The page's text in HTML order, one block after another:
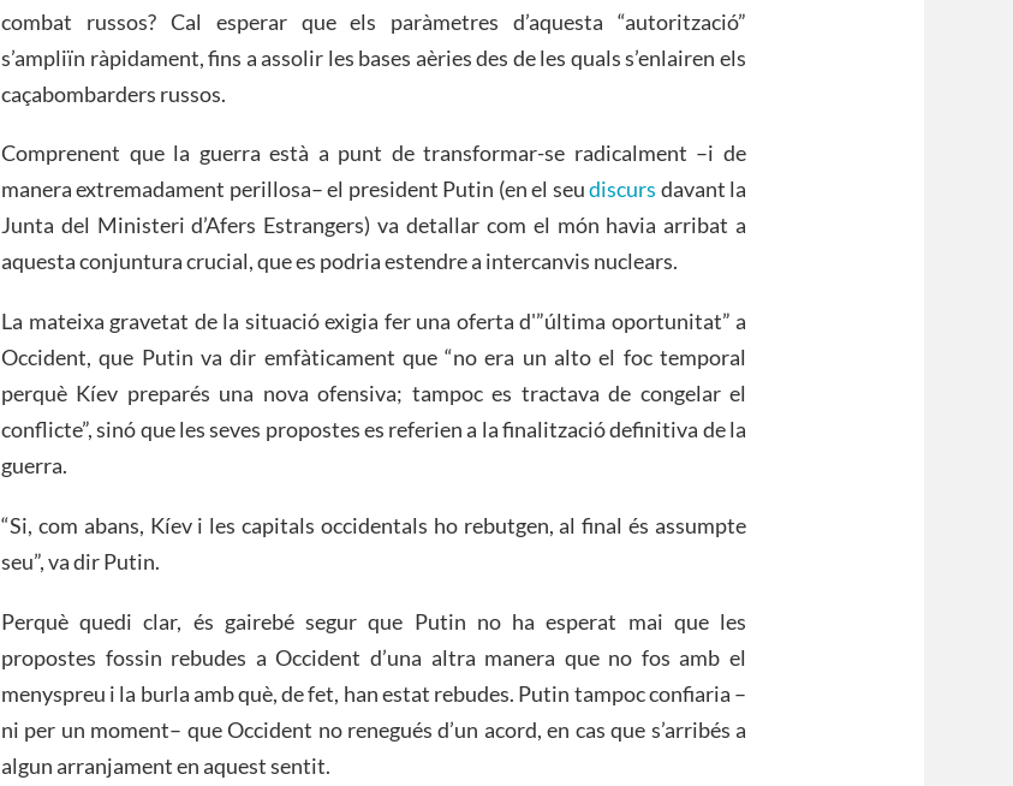
combat russos? Cal esperar que els paràmetres d’aquesta “autorització”
s’ampliïn ràpidament, fins a assolir les bases aèries des de les quals s’enlairen els
caçabombarders russos.
Comprenent que la guerra està a punt de transformar-se radicalment –i de
manera extremadament perillosa– el president Putin (en el seudiscurs davant la
Junta del Ministeri d’Afers Estrangers) va detallar com el món havia arribat a
aquesta conjuntura crucial, que es podria estendre a intercanvis nuclears.
La mateixa gravetat de la situació exigia fer una oferta d'”última oportunitat” a
Occident, que Putin va dir emfàticament que “no era un alto el foc temporal
perquè Kíev preparés una nova ofensiva; tampoc es tractava de congelar el
conflicte”, sinó que les seves propostes es referien a la finalització definitiva de la
guerra.
“Si, com abans, Kíev i les capitals occidentals ho rebutgen, al final és assumpte
seu”, va dir Putin.
Perquè quedi clar, és gairebé segur que Putin no ha esperat mai que les
propostes fossin rebudes a Occident d’una altra manera que no fos amb el
menyspreu i la burla amb què, de fet, han estat rebudes. Putin tampoc confiaria –
ni per un moment– que Occident no renegués d’un acord, en cas que s’arribés a
algun arranjament en aquest sentit.